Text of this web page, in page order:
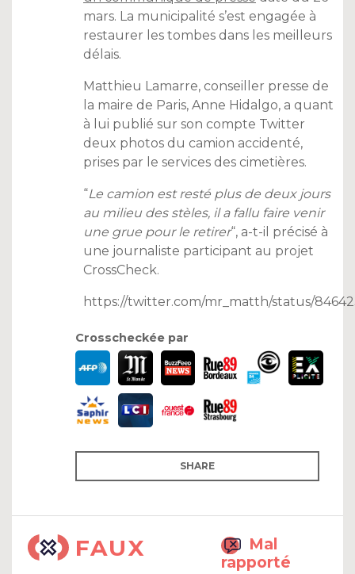
mars. La municipalité s’est engagée à
restaurer les tombes dans les meilleurs
délais.
Matthieu Lamarre, conseiller presse de
la maire de Paris, Anne Hidalgo, a quant
à lui publié sur son compte Twitter
deux photos du camion accidenté,
prises par le services des cimetières.
“Le camion est resté plus de deux jours
au milieu des stèles, il a fallu faire venir
une grue pour le retirer“, a-t-il précisé à
une journaliste participant au projet
CrossCheck.
https://twitter.com/mr_matth/status/
Crosscheckée par
SHARE
FAUX
Mal
rapporté